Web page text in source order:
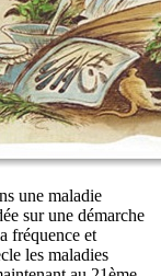
une maladie
sur une démarche
fréquence et
les maladies